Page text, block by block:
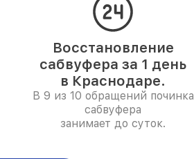
Восстановление
сабвуфера за 1 день
в Краснодаре.
В 9 из 10 обращений починка
сабвуфера
занимает до суток.